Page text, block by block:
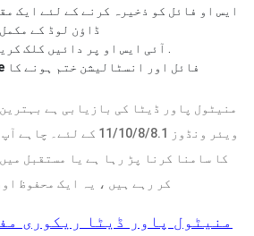
ایس او فائل کو ذخیرہ کرنے کے لئے ایک
ڈاؤن لوڈ کے
آئی ایس او پر دائیں کلک
منیٹول پاور ڈیٹا کی بازیابی ہے
ویئر ونڈوز 11/10/8/8.1
کا سامنا کرنا پڑ رہا ہے یا مستقبل
کر رہے ہیں ، یہ ایک محفوظ
منیٹول پاور ڈیٹا ریکوری